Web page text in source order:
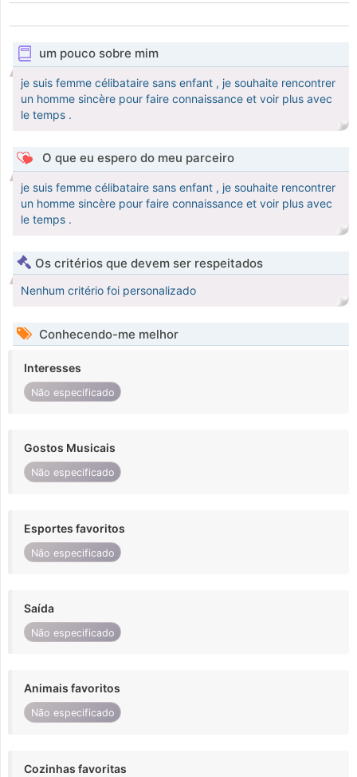
um pouco sobre mim
je suis femme célibataire sans enfant , je souhaite rencontrer
un homme sincère pour faire connaissance et voir plus avec
le temps .
O que eu espero do meu parceiro
je suis femme célibataire sans enfant , je souhaite rencontrer
un homme sincère pour faire connaissance et voir plus avec
le temps .
Os critérios que devem ser respeitados
Nenhum critério foi personalizado
Conhecendo-me melhor
Interesses
Não especificado
Gostos Musicais
Não especificado
Esportes favoritos
Não especificado
Saída
Não especificado
Animais favoritos
Não especificado
Cozinhas favoritas